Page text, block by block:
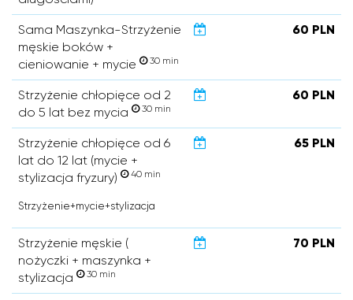
Sama Maszynka-Strzyżenie
męskie boków +
cieniowanie + mycie
30 min
60 PLN
Strzyżenie chłopięce od 2
do 5 lat bez mycia
30 min
60 PLN
Strzyżenie chłopięce od 6
lat do 12 lat (mycie +
stylizacja fryzury)
40 min
65 PLN
Strzyżenie+mycie+stylizacja
Strzyżenie męskie (
nożyczki + maszynka +
stylizacja
30 min
70 PLN